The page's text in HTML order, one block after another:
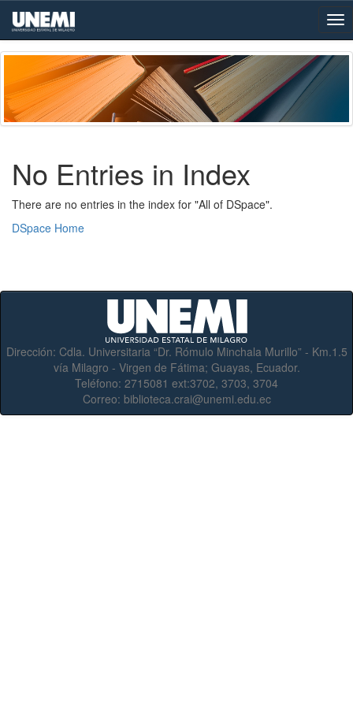
Skip
navigation
No Entries in Index
There are no entries in the index for "All of DSpace".
DSpace Home
Dirección: Cdla. Universitaria “Dr. Rómulo Minchala Murillo” - Km.1.5
vía Milagro - Virgen de Fátima; Guayas, Ecuador.
Teléfono: 2715081 ext:3702, 3703, 3704
Correo: biblioteca.crai@unemi.edu.ec